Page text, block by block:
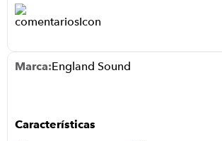
England Sound
7. celular
9. iphone